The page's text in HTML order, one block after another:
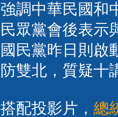
強調中華民國和
民眾黨會後表示
國民黨昨日則啟
防雙北，質疑十
搭配投影片， 總